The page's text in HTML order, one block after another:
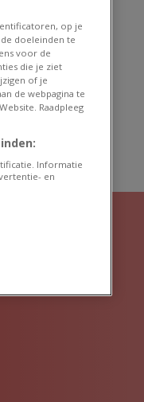
op je
doeleinden te
voor de
die je ziet
of je
de webpagina te
Raadpleeg
Informatie
en